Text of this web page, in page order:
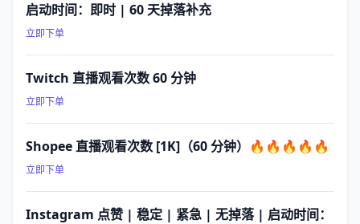
启动时间：即时 | 60 天掉落补充
立即下单
Twitch 直播观看次数 60 分钟
立即下单
Shopee 直播观看次数 [1K]（60 分钟）🔥🔥🔥🔥🔥
立即下单
Instagram 点赞 | 稳定 | 紧急 | 无掉落 | 启动时间：